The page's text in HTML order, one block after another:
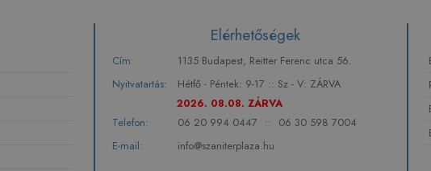
Elérhetőségek
Cím:
1135 Budapest, Reitter Ferenc utca 56.
Nyitvatartás:
Hétfő - Péntek: 9-17 :: Sz - V: ZÁRVA
2026. 08.08. ZÁRVA
Telefon:
06 20 994 0447 ::
06 30 598 7004
E-mail:
info@szaniterplaza.hu